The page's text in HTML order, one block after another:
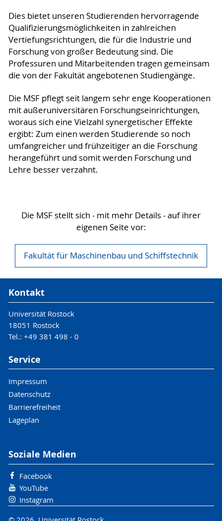
Dies bietet unseren Studierenden hervorragende
Qualifizierungsmöglichkeiten in zahlreichen
Vertiefungsrichtungen, die für die Industrie und
Forschung von großer Bedeutung sind. Die
Professuren und Mitarbeitenden tragen gemeinsam
die von der Fakultät angebotenen Studiengänge.
Die MSF pflegt seit langem sehr enge Kooperationen
mit außeruniversitären Forschungseinrichtungen,
woraus sich eine Vielzahl synergetischer Effekte
ergibt: Zum einen werden Studierende so noch
umfangreicher und frühzeitiger an die Forschung
herangeführt und somit werden Forschung und
Lehre besser verzahnt.
Die MSF stellt sich - mit mehr Details - auf ihrer
eigenen Seite vor:
Fakultät für Maschinenbau und Schiffstechnik
Kontakt
Universität Rostock
18051 Rostock
Tel.: +49 381 498 - 0
Service
Impressum
Datenschutz
Barrierefreiheit
Lageplan
Soziale Medien
Facebook
YouTube
Instagram